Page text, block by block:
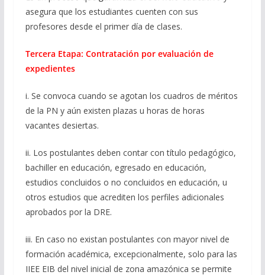
asegura que los estudiantes cuenten con sus
profesores desde el primer día de clases.
Tercera Etapa: Contratación por evaluación de
expedientes
i. Se convoca cuando se agotan los cuadros de méritos
de la PN y aún existen plazas u horas de horas
vacantes desiertas.
ii. Los postulantes deben contar con título pedagógico,
bachiller en educación, egresado en educación,
estudios concluidos o no concluidos en educación, u
otros estudios que acrediten los perfiles adicionales
aprobados por la DRE.
iii. En caso no existan postulantes con mayor nivel de
formación académica, excepcionalmente, solo para las
IIEE EIB del nivel inicial de zona amazónica se permite